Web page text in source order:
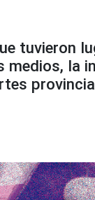
tuvieron
la